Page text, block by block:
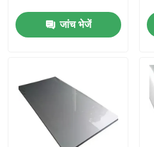
उत्पादों
जांच भेजें